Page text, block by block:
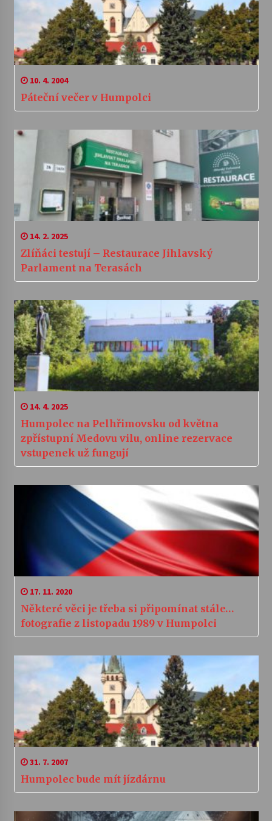
10. 4. 2004
Páteční večer v Humpolci
14. 2. 2025
Zlíňáci testují – Restaurace Jihlavský
Parlament na Terasách
14. 4. 2025
Humpolec na Pelhřimovsku od května
zpřístupní Medovu vilu, online rezervace
vstupenek už fungují
17. 11. 2020
Některé věci je třeba si připomínat stále…
fotografie z listopadu 1989 v Humpolci
31. 7. 2007
Humpolec bude mít jízdárnu